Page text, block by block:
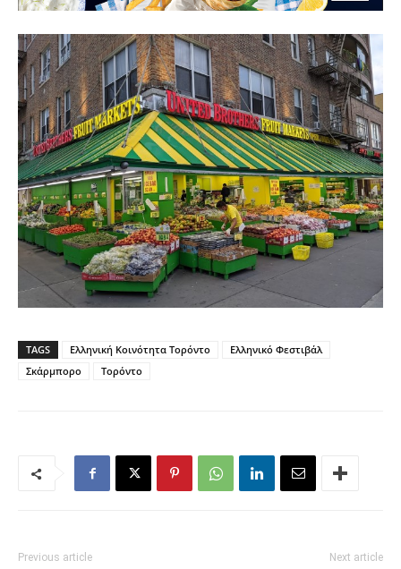
TAGS Ελληνική Κοινότητα Τορόντο
Ελληνικό Φεστιβάλ
Σκάρμπορο
Τορόντο
Previous article Next article